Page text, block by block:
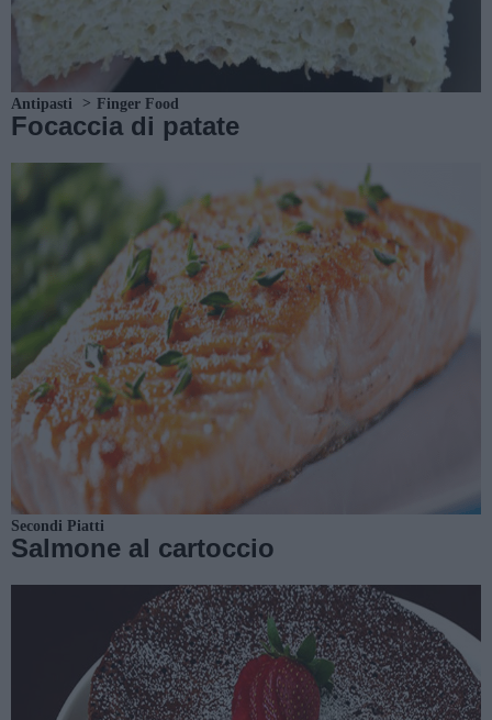
Antipasti Finger Food
Focaccia di patate
Secondi Piatti
Salmone al cartoccio